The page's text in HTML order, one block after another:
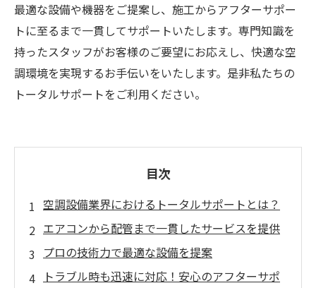
最適な設備や機器をご提案し、施工からアフターサポー
トに至るまで一貫してサポートいたします。専門知識を
持ったスタッフがお客様のご要望にお応えし、快適な空
調環境を実現するお手伝いをいたします。是非私たちの
トータルサポートをご利用ください。
目次
空調設備業界におけるトータルサポートとは？
エアコンから配管まで一貫したサービスを提供
プロの技術力で最適な設備を提案
トラブル時も迅速に対応！安心のアフターサポ